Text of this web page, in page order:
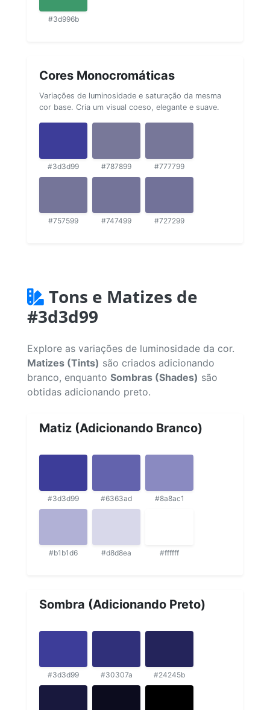
#3d996b
Cores Monocromáticas
Variações de luminosidade e saturação da mesma
cor base. Cria um visual coeso, elegante e suave.
#3d3d99 #787899 #777799
#757599 #747499 #727299
Tons e Matizes de
#3d3d99
Explore as variações de luminosidade da cor.
Matizes (Tints) são criados adicionando
branco, enquanto Sombras (Shades) são
obtidas adicionando preto.
Matiz (Adicionando Branco)
#3d3d99 #6363ad #8a8ac1
#b1b1d6 #d8d8ea #ffffff
Sombra (Adicionando Preto)
#3d3d99 #30307a #24245b